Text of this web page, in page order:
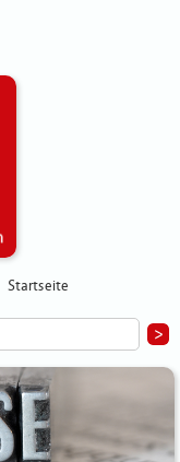
Startseite